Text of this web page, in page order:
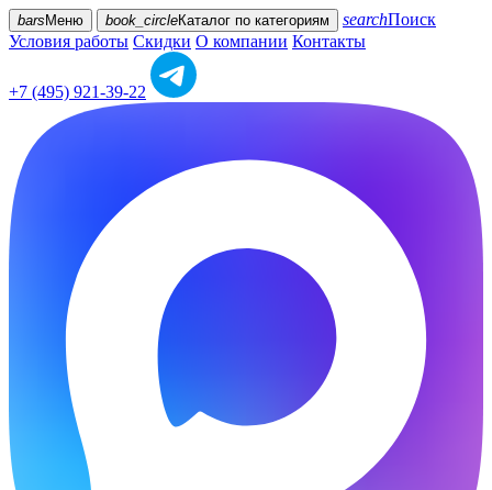
bars Меню book_circleКаталог по категориям searchПоиск
Условия работы Скидки О компании Контакты
+7 (495) 921-39-22